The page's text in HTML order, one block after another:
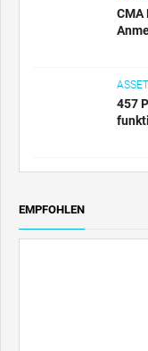
CMA
457
EMPFOHLEN